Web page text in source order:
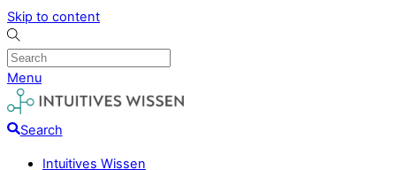
Skip to content
Menu
Search
Intuitives Wissen